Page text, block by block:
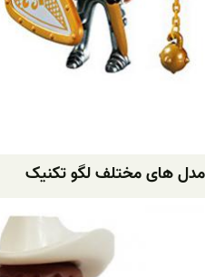
مدل های مختلف لگو تکنیک